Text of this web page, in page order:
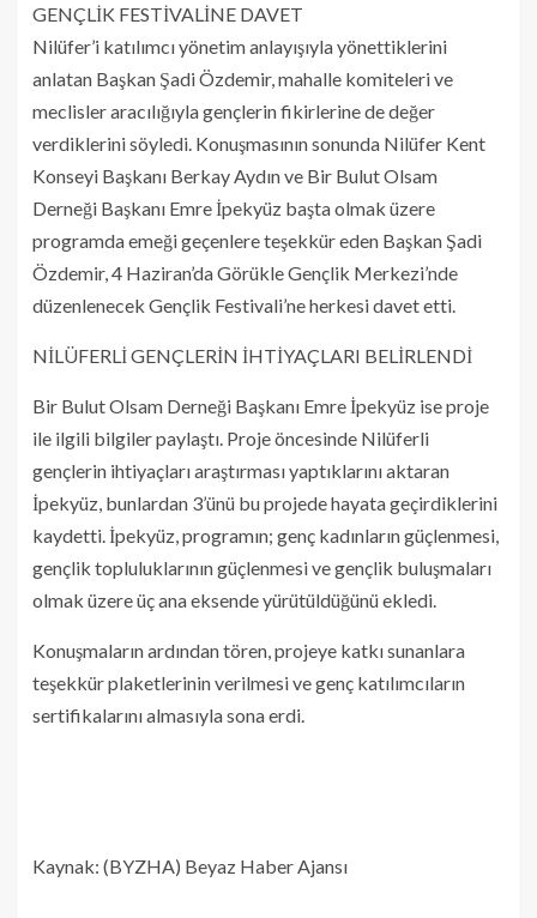
GENÇLİK FESTİVALİNE DAVET
Nilüfer’i katılımcı yönetim anlayışıyla yönettiklerini
anlatan Başkan Şadi Özdemir, mahalle komiteleri ve
meclisler aracılığıyla gençlerin fikirlerine de değer
verdiklerini söyledi. Konuşmasının sonunda Nilüfer Kent
Konseyi Başkanı Berkay Aydın ve Bir Bulut Olsam
Derneği Başkanı Emre İpekyüz başta olmak üzere
programda emeği geçenlere teşekkür eden Başkan Şadi
Özdemir, 4 Haziran’da Görükle Gençlik Merkezi’nde
düzenlenecek Gençlik Festivali’ne herkesi davet etti.
NİLÜFERLİ GENÇLERİN İHTİYAÇLARI BELİRLENDİ
Bir Bulut Olsam Derneği Başkanı Emre İpekyüz ise proje
ile ilgili bilgiler paylaştı. Proje öncesinde Nilüferli
gençlerin ihtiyaçları araştırması yaptıklarını aktaran
İpekyüz, bunlardan 3’ünü bu projede hayata geçirdiklerini
kaydetti. İpekyüz, programın; genç kadınların güçlenmesi,
gençlik topluluklarının güçlenmesi ve gençlik buluşmaları
olmak üzere üç ana eksende yürütüldüğünü ekledi.
Konuşmaların ardından tören, projeye katkı sunanlara
teşekkür plaketlerinin verilmesi ve genç katılımcıların
sertifikalarını almasıyla sona erdi.
Kaynak: (BYZHA) Beyaz Haber Ajansı